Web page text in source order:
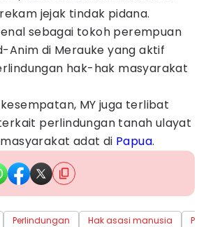
jejak tindak pidana.
sebagai tokoh perempuan
Anim di Merauke yang aktif
hak-hak masyarakat
MY juga terlibat
perlindungan tanah ulayat
adat di Papua.
Perlindungan Hak asasi manusia